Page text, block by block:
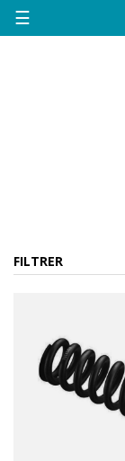
Basculer
la
☰
FILTRER